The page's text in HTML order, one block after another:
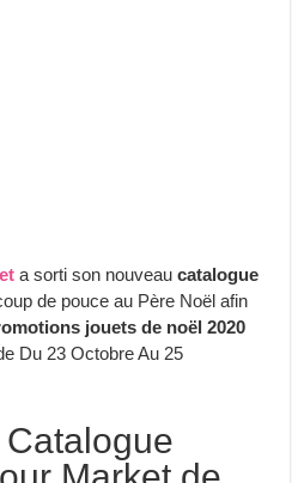
a sorti son nouveaucatalogue
de pouce au Père Noël afin
jouets de noël 2020
Du 23 Octobre Au 25